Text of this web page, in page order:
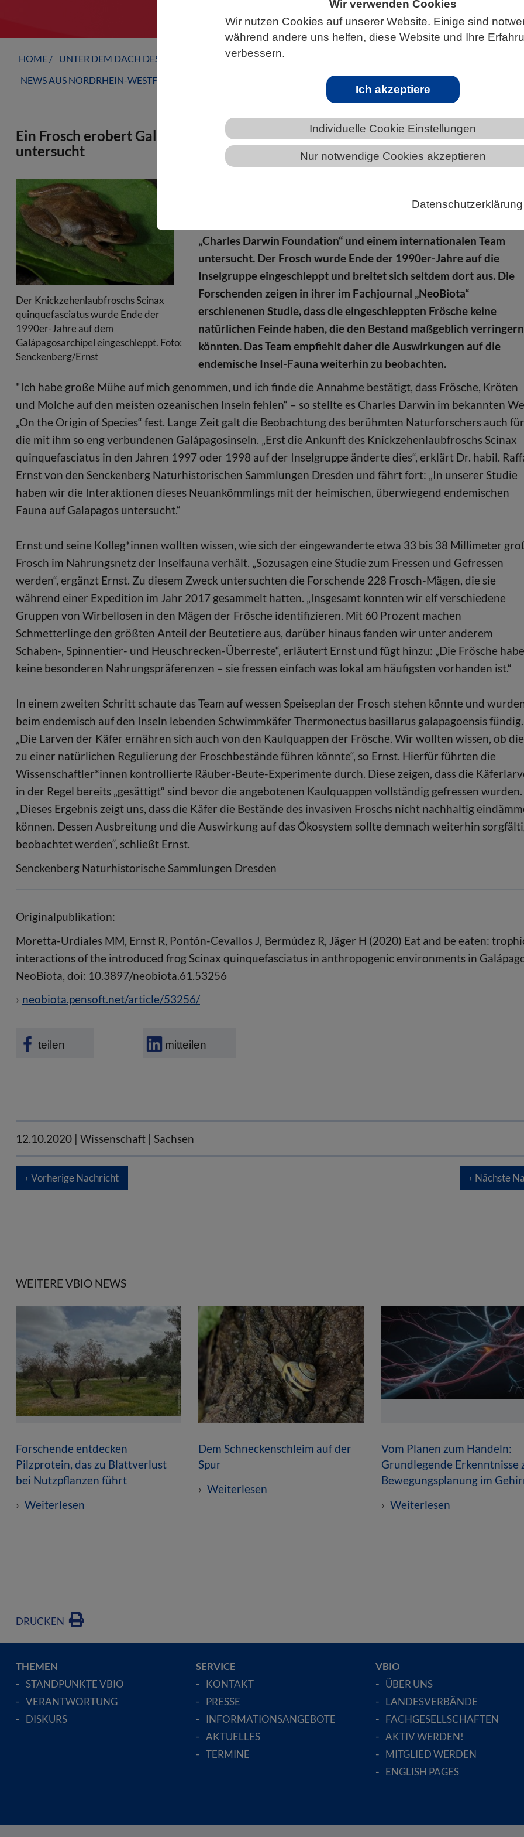
Wir verwenden Cookies
Wir nutzen Cookies auf unserer Website. Einige sind
während andere uns helfen, diese Website und Ihre
verbessern.
Ich akzeptiere
Individuelle Cookie Einstellungen
Nur notwendige Cookies akzeptieren
Datenschutzerklärung
HOME UNTER DEM DACH DES VBIO LANDESVERBÄNDE
NEWS AUS NORDRHEIN-WESTFALEN
Ein Frosch erobert Galápagos: Invasive Froschart im Nahrungsnetz der
untersucht
Der Knickzehenlaubfroschs Scinax
quinquefasciatus wurde Ende der
1990er-Jahre auf dem
Galápagosarchipel eingeschleppt. Foto:
Senckenberg/Ernst
Nahrungsnetz des Galápagosarchipels hat Senckenberg-
„Charles Darwin Foundation“ und einem internationalen Team
untersucht. Der Frosch wurde Ende der 1990er-Jahre auf die
Inselgruppe eingeschleppt und breitet sich seitdem dort aus. Die
Forschenden zeigen in ihrer im Fachjournal „NeoBiota“
erschienenen Studie, dass die eingeschleppten Frösche keine
natürlichen Feinde haben, die den Bestand maßgeblich verringern
könnten. Das Team empfiehlt daher die Auswirkungen auf die
endemische Insel-Fauna weiterhin zu beobachten.
"Ich habe große Mühe auf mich genommen, und ich finde die Annahme bestätigt, dass Frösche, Kröten
und Molche auf den meisten ozeanischen Inseln fehlen“ – so stellte es Charles Darwin im bekannten
„On the Origin of Species“ fest. Lange Zeit galt die Beobachtung des berühmten Naturforschers auch für
die mit ihm so eng verbundenen Galápagosinseln. „Erst die Ankunft des Knickzehenlaubfroschs Scinax
quinquefasciatus in den Jahren 1997 oder 1998 auf der Inselgruppe änderte dies“, erklärt Dr. habil.
Ernst von den Senckenberg Naturhistorischen Sammlungen Dresden und fährt fort: „In unserer Studie
haben wir die Interaktionen dieses Neuankömmlings mit der heimischen, überwiegend endemischen
Fauna auf Galapagos untersucht.“
Ernst und seine Kolleg*innen wollten wissen, wie sich der eingewanderte etwa 33 bis 38 Millimeter
Frosch im Nahrungsnetz der Inselfauna verhält. „Sozusagen eine Studie zum Fressen und Gefressen
werden“, ergänzt Ernst. Zu diesem Zweck untersuchten die Forschende 228 Frosch-Mägen, die sie
während einer Expedition im Jahr 2017 gesammelt hatten. „Insgesamt konnten wir elf verschiedene
Gruppen von Wirbellosen in den Mägen der Frösche identifizieren. Mit 60 Prozent machen
Schmetterlinge den größten Anteil der Beutetiere aus, darüber hinaus fanden wir unter anderem
Schaben-, Spinnentier- und Heuschrecken-Überreste“, erläutert Ernst und fügt hinzu: „Die Frösche
keine besonderen Nahrungspräferenzen – sie fressen einfach was lokal am häufigsten vorhanden ist.“
In einem zweiten Schritt schaute das Team auf wessen Speiseplan der Frosch stehen könnte und
beim endemisch auf den Inseln lebenden Schwimmkäfer Thermonectus basillarus galapagoensis fündig.
„Die Larven der Käfer ernähren sich auch von den Kaulquappen der Frösche. Wir wollten wissen, ob
zu einer natürlichen Regulierung der Froschbestände führen könnte“, so Ernst. Hierfür führten die
Wissenschaftler*innen kontrollierte Räuber-Beute-Experimente durch. Diese zeigen, dass die
in der Regel bereits „gesättigt“ sind bevor die angebotenen Kaulquappen vollständig gefressen wurden.
„Dieses Ergebnis zeigt uns, dass die Käfer die Bestände des invasiven Froschs nicht nachhaltig
können. Dessen Ausbreitung und die Auswirkung auf das Ökosystem sollte demnach weiterhin
beobachtet werden“, schließt Ernst.
Senckenberg Naturhistorische Sammlungen Dresden
Originalpublikation:
Moretta-Urdiales MM, Ernst R, Pontón-Cevallos J, Bermúdez R, Jäger H (2020) Eat and be eaten:
interactions of the introduced frog Scinax quinquefasciatus in anthropogenic environments in
NeoBiota, doi: 10.3897/neobiota.61.53256
neobiota.pensoft.net/article/53256/
teilen mitteilen
12.10.2020 | Wissenschaft | Sachsen
Vorherige Nachricht Nächste
WEITERE VBIO NEWS
Forschende entdecken
Pilzprotein, das zu Blattverlust
bei Nutzpflanzen führt
Weiterlesen
Dem Schneckenschleim auf der
Spur
Weiterlesen
Vom Planen zum Handeln:
Grundlegende Erkenntnisse
Bewegungsplanung im
Weiterlesen
DRUCKEN
THEMEN
STANDPUNKTE VBIO
VERANTWORTUNG
DISKURS
SERVICE
KONTAKT
PRESSE
INFORMATIONSANGEBOTE
AKTUELLES
TERMINE
VBIO
ÜBER UNS
LANDESVERBÄNDE
FACHGESELLSCHAFTEN
AKTIV WERDEN!
MITGLIED WERDEN
ENGLISH PAGES